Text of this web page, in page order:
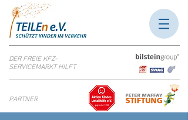
DER FREIE KFZ-
SERVICEMARKT HILFT
PARTNER